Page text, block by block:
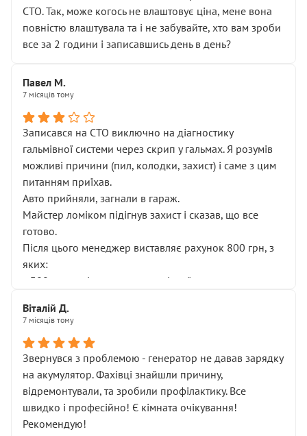
СТО. Так, може когось не влаштовує ціна, мене вона
повністю влаштувала та і не забувайте, хто вам зроби
все за 2 години і записавшись день в день?
Павел М.
7 місяців тому
Записався на СТО виключно на діагностику
гальмівної системи через скрип у гальмах. Я розумів
можливі причини (пил, колодки, захист) і саме з цим
питанням приїхав.
Авто прийняли, загнали в гараж.
Майстер ломіком підігнув захист і сказав, що все
готово.
Після цього менеджер виставляє рахунок 800 грн, з
яких:
• 300 грн — діагностика гальмівної системи
НЕ погоджував
послуга. Тим більше, я був поруч і жодної реальної
діагностики ходової не проводилось. Після
зауваження гроші за цю “послугу” повернули, що
лише підтвердило мою правоту.
Але головне — я виїжджаю з боксу, і скрип у гальмах
залишився таким самим, як і був. Тобто оплачена
Віталій Д.
7 місяців тому
Звернувся з проблемою - генератор не давав зарядку
на акумулятор. Фахівці знайшли причину,
відремонтували, та зробили профілактику. Все
швидко і професійно! Є кімната очікування!
Рекомендую!